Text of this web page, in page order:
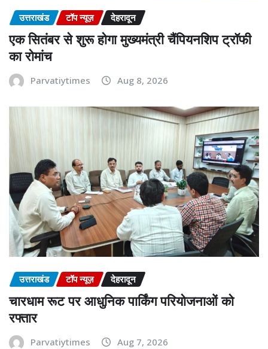
उत्तराखंड टॉप न्यूज़ देहरादून
एक सितंबर से शुरू होगा मुख्यमंत्री चैंपियनशिप ट्रॉफी
का रोमांच
Parvatiytimes Aug 8, 2026
उत्तराखंड टॉप न्यूज़ देहरादून
चारधाम रूट पर आधुनिक पार्किंग परियोजनाओं को
रफ्तार
Parvatiytimes Aug 7, 2026